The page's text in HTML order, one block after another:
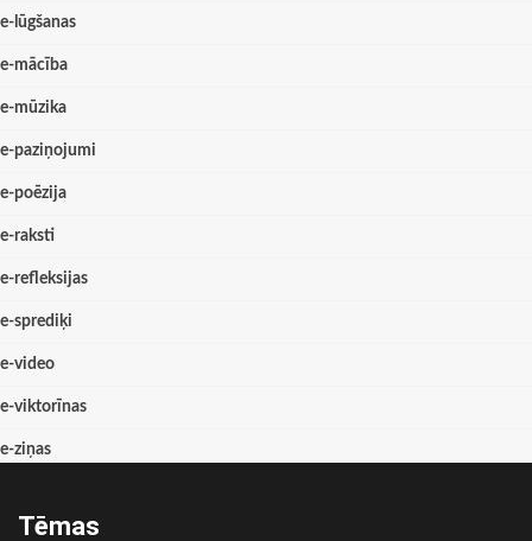
e-lūgšanas
e-mācība
e-mūzika
e-paziņojumi
e-poēzija
e-raksti
e-refleksijas
e-sprediķi
e-video
e-viktorīnas
e-ziņas
Tēmas